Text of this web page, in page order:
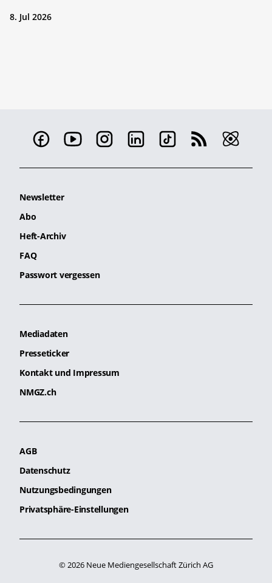
8. Jul 2026
Newsletter
Abo
Heft-Archiv
FAQ
Passwort vergessen
Mediadaten
Presseticker
Kontakt und Impressum
NMGZ.ch
AGB
Datenschutz
Nutzungsbedingungen
Privatsphäre-Einstellungen
© 2026 Neue Mediengesellschaft Zürich AG